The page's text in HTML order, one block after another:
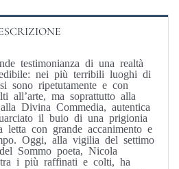
testimonianza di una realtà
nei più terribili luoghi di
sono ripetutamente e con
all’arte, ma soprattutto alla
Divina Commedia, autentica
il buio di una prigionia
letta con grande accanimento e
Oggi, alla vigilia del settimo
Sommo poeta, Nicola
i più raffinati e colti, ha